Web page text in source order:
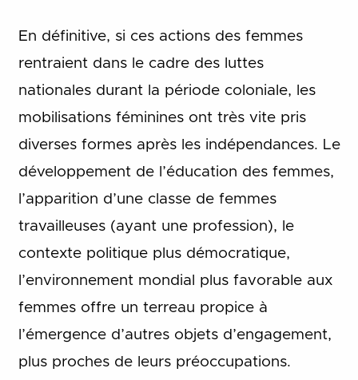
En définitive, si ces actions des femmes
rentraient dans le cadre des luttes
nationales durant la période coloniale, les
mobilisations féminines ont très vite pris
diverses formes après les indépendances. Le
développement de l’éducation des femmes,
l’apparition d’une classe de femmes
travailleuses (ayant une profession), le
contexte politique plus démocratique,
l’environnement mondial plus favorable aux
femmes offre un terreau propice à
l’émergence d’autres objets d’engagement,
plus proches de leurs préoccupations.